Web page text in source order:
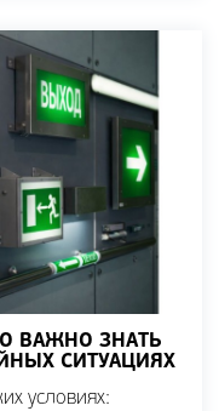
ВАЖНО ЗНАТЬ
СИТУАЦИЯХ
условиях: